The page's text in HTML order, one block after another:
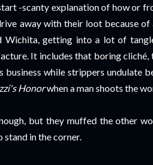
-scanty explanation of how or
away with their loot because of
Wichita, getting into a lot of
It includes that boring cliché,
business while strippers undulate
Honorwhen a man shoots the
but they muffed the other
stand in the corner.